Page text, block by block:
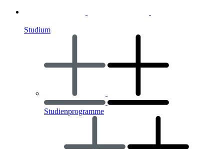
Studium
Studienprogramme